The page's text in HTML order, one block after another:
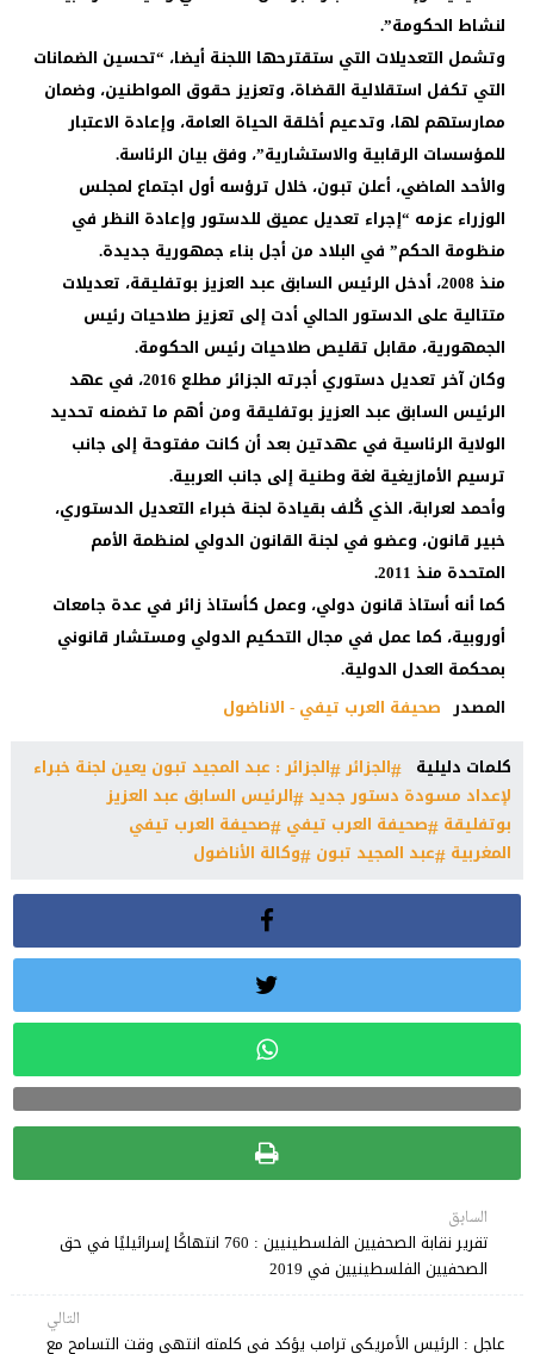
لنشاط الحكومة”.
وتشمل التعديلات التي ستقترحها اللجنة أيضا، “تحسين الضمانات
التي تكفل استقلالية القضاة، وتعزيز حقوق المواطنين، وضمان
ممارستهم لها، وتدعيم أخلقة الحياة العامة، وإعادة الاعتبار
للمؤسسات الرقابية والاستشارية”، وفق بيان الرئاسة.
والأحد الماضي، أعلن تبون، خلال ترؤسه أول اجتماع لمجلس
الوزراء عزمه “إجراء تعديل عميق للدستور وإعادة النظر في
منظومة الحكم” في البلاد من أجل بناء جمهورية جديدة.
منذ 2008، أدخل الرئيس السابق عبد العزيز بوتفليقة، تعديلات
متتالية على الدستور الحالي أدت إلى تعزيز صلاحيات رئيس
الجمهورية، مقابل تقليص صلاحيات رئيس الحكومة.
وكان آخر تعديل دستوري أجرته الجزائر مطلع 2016، في عهد
الرئيس السابق عبد العزيز بوتفليقة ومن أهم ما تضمنه تحديد
الولاية الرئاسية في عهدتين بعد أن كانت مفتوحة إلى جانب
ترسيم الأمازيغية لغة وطنية إلى جانب العربية.
وأحمد لعرابة، الذي كُلف بقيادة لجنة خبراء التعديل الدستوري،
خبير قانون، وعضو في لجنة القانون الدولي لمنظمة الأمم
المتحدة منذ 2011.
كما أنه أستاذ قانون دولي، وعمل كأستاذ زائر في عدة جامعات
أوروبية، كما عمل في مجال التحكيم الدولي ومستشار قانوني
بمحكمة العدل الدولية.
المصدر صحيفة العرب تيفي - الاناضول
كلمات دليلية
الجزائر الجزائر : عبد المجيد تبون يعين لجنة خبراء
لإعداد مسودة دستور جديد الرئيس السابق عبد العزيز
بوتفليقة صحيفة العرب تيفي صحيفة العرب تيفي
المغربية عبد المجيد تبون وكالة الأناضول
السابق
تقرير نقابة الصحفيين الفلسطينيين : 760 انتهاكًا إسرائيليًا في حق
الصحفيين الفلسطينيين في 2019
التالي
عاجل : الرئيس الأمريكي ترامب يؤكد في كلمته انتهى وقت التسامح مع